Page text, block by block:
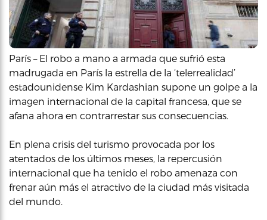
París – El robo a mano a armada que sufrió esta
madrugada en París la estrella de la ‘telerrealidad’
estadounidense Kim Kardashian supone un golpe a la
imagen internacional de la capital francesa, que se
afana ahora en contrarrestar sus consecuencias.
En plena crisis del turismo provocada por los
atentados de los últimos meses, la repercusión
internacional que ha tenido el robo amenaza con
frenar aún más el atractivo de la ciudad más visitada
del mundo.